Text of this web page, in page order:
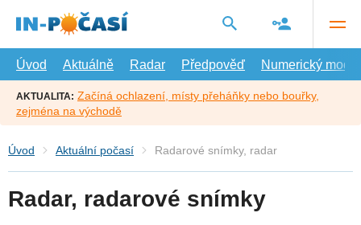
hlavní
Úvod
Aktuálně Radar Předpověď Numerický model
AKTUALITA: Začíná ochlazení, místy přeháňky nebo bouřky,
zejména na východě
Úvod Aktuální počasí Radarové snímky, radar
Radar, radarové snímky